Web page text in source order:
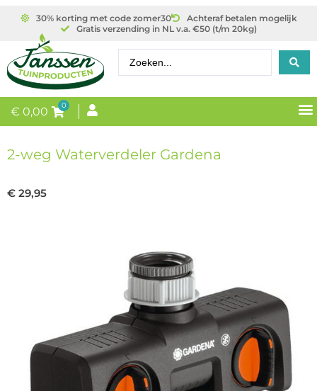
30% korting met code zomer30
Achteraf betalen mogelijk
Gratis verzending in NL v.a. €50 (t/m 20kg)
€ 0,00 0
2-weg Waterverdeler Gardena
€ 29,95